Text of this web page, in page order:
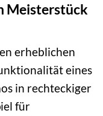
Meisterstück
erheblichen
eines
in rechteckiger
für